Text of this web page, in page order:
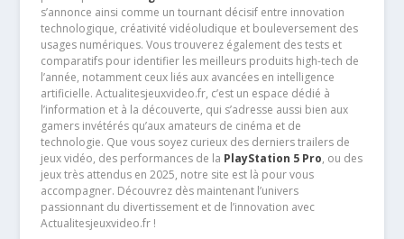
s’annonce ainsi comme un tournant décisif entre innovation
technologique, créativité vidéoludique et bouleversement des
usages numériques. Vous trouverez également des tests et
comparatifs pour identifier les meilleurs produits high-tech de
l’année, notamment ceux liés aux avancées en intelligence
artificielle. Actualitesjeuxvideo.fr, c’est un espace dédié à
l’information et à la découverte, qui s’adresse aussi bien aux
gamers invétérés qu’aux amateurs de cinéma et de
technologie. Que vous soyez curieux des derniers trailers de
jeux vidéo, des performances de la PlayStation 5 Pro, ou des
jeux très attendus en 2025, notre site est là pour vous
accompagner. Découvrez dès maintenant l’univers
passionnant du divertissement et de l’innovation avec
Actualitesjeuxvideo.fr !